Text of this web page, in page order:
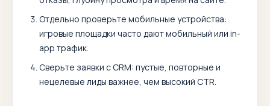
Отдельно проверьте мобильные устройства:
игровые площадки часто дают мобильный или in-
app трафик.
Сверьте заявки с CRM: пустые, повторные и
нецелевые лиды важнее, чем высокий CTR.